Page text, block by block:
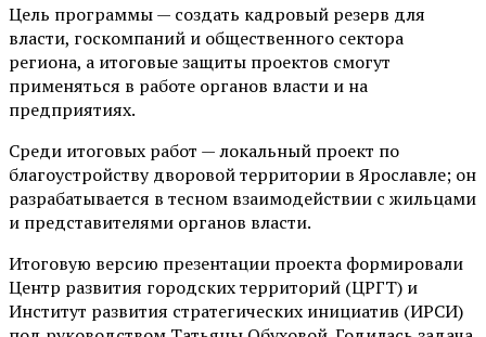
Цель программы — создать кадровый резерв для
власти, госкомпаний и общественного сектора
региона, а итоговые защиты проектов смогут
применяться в работе органов власти и на
предприятиях.
Среди итоговых работ — локальный проект по
благоустройству дворовой территории в Ярославле; он
разрабатывается в тесном взаимодействии с жильцами
и представителями органов власти.
Итоговую версию презентации проекта формировали
Центр развития городских территорий (ЦРГТ) и
Институт развития стратегических инициатив (ИРСИ)